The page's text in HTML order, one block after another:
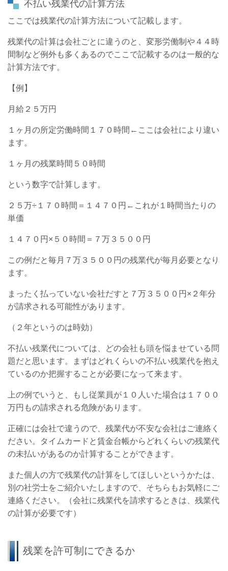
不払い残業代の計算方法
ここでは残業代の計算方法について記載します。
残業代の計算は会社ごとに違うのと、変形労働制や４４時
間制など例外も多くあるのでここで記載するのは一般的な
計算方法です。
【例】
月給２５万円
１ヶ月の所定労働時間１７０時間←ここは会社により違い
ます。
１ヶ月の残業時間５０時間
という数字で計算します。
２５万÷１７０時間＝１４７０円←これが１時間当たりの
単価
１４７０円×５０時間＝７万３５００円
この例だと毎月７万３５００円の残業代が毎月必要となり
ます。
まったく払っていない会社だすと７万３５００円×２年分
が請求される可能性があります。
（２年というのは時効）
不払い残業代については、どの会社も頭を悩ませている問
題だと思います。まずはどれくらいの不払い残業代を抱え
ているのか把握することが必要になって来ます。
上の例でいうと、もし従業員が１０人いた場合は１７００
万円もの請求される危険があります。
正確には会社で違うので、残業代が不安な会社はご連絡く
ださい。タイムカードと賃金台帳からどれくらいの残業代
の未払いがあるのか計算することができます。
また個人の方で残業代の計算をしてほしいというかたは、
別の社労士をご紹介いたしますので、そちらもお気軽にご
連絡ください。（会社に残業代を請求するときは、残業代
の計算が必要です）
残業を許可制にできるか